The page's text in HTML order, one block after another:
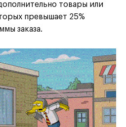
товары или
превышает 25%
заказа.